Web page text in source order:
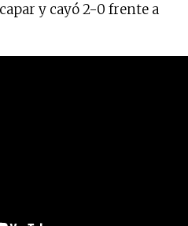
y cayó 2-0 frente a